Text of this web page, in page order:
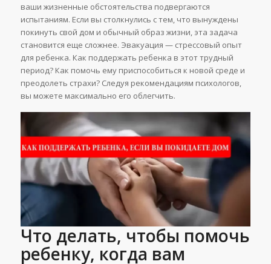
ваши жизненные обстоятельства подвергаются
испытаниям. Если вы столкнулись с тем, что вынуждены
покинуть свой дом и обычный образ жизни, эта задача
становится еще сложнее. Эвакуация — стрессовый опыт
для ребенка. Как поддержать ребенка в этот трудный
период? Как помочь ему приспособиться к новой среде и
преодолеть страхи? Следуя рекомендациям психологов,
вы можете максимально его облегчить.
Что делать, чтобы помочь
ребенку, когда вам